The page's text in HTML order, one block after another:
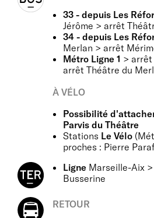
33 - depuis Les
Jérôme > arrêt
34 - depuis Les
Merlan > arrêt
Métro Ligne 1 > arrêt
arrêt Théâtre du
À VÉLO
Possibilité
Parvis du Théâtre
Stations Le Vélo
proches : Pierre Paraf
Ligne Marseille-Aix >
Busserine
RETOUR